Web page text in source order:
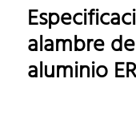
alambre
aluminio